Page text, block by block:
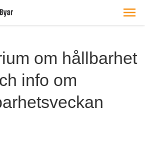
om hållbarhet
info om